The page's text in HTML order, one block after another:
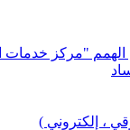
"مركز خدمات
، إلكتروني )